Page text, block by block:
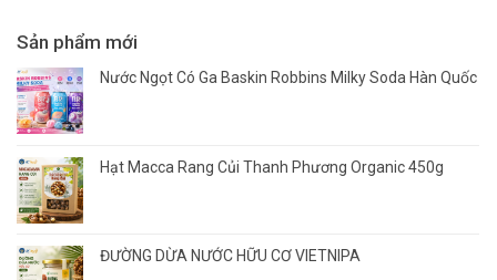
Sản phẩm mới
Nước Ngọt Có Ga Baskin Robbins Milky Soda Hàn Quốc
Hạt Macca Rang Củi Thanh Phương Organic 450g
ĐƯỜNG DỪA NƯỚC HỮU CƠ VIETNIPA